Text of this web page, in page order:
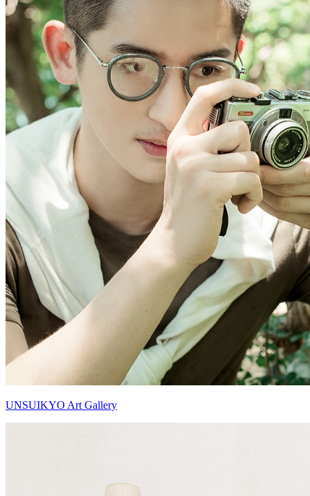
UNSUIKYO Art Gallery